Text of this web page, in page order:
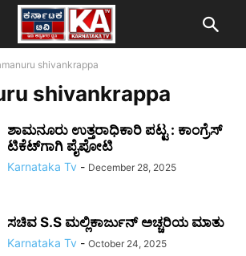
shivankrappa
shivankrappa
ಶಾಮನೂರು ಉತ್ತರಾಧಿಕಾರಿ ಪಟ್ಟ : ಕಾಂಗ್ರೆಸ್‌
ಟಿಕೆಟ್‌ಗಾಗಿ ಪೈಪೋಟಿ
Karnataka Tv - December 28, 2025
ಸಚಿವ S.S ಮಲ್ಲಿಕಾರ್ಜುನ್‌ ಅಚ್ಚರಿಯ ಮಾತು
Karnataka Tv - October 24, 2025